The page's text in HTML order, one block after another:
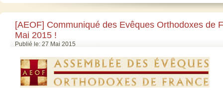
[AEOF] Communiqué des Evêques Orthodoxes de
Mai 2015 !
Publié le: 27 Mai 2015